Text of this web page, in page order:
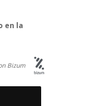
en la
Bizum